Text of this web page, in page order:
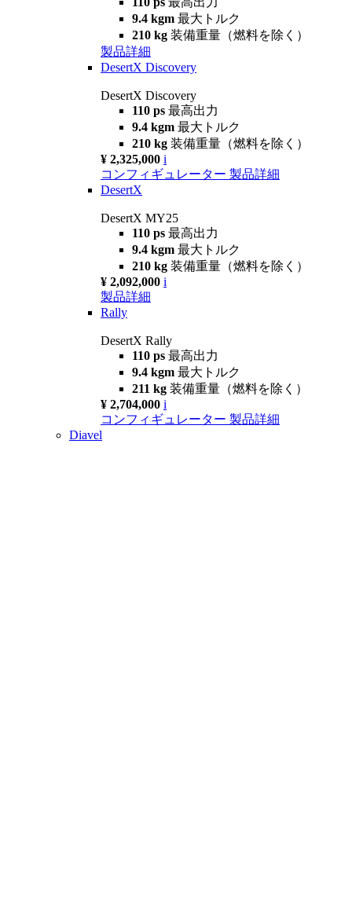
9.4 kgm 最大トルク
210 kg 装備重量（燃料を除く）
製品詳細
DesertX Discovery
DesertX Discovery
110 ps 最高出力
9.4 kgm 最大トルク
210 kg 装備重量（燃料を除く）
¥ 2,325,000 i
コンフィギュレーター 製品詳細
DesertX
DesertX MY25
110 ps 最高出力
9.4 kgm 最大トルク
210 kg 装備重量（燃料を除く）
¥ 2,092,000 i
製品詳細
Rally
DesertX Rally
110 ps 最高出力
9.4 kgm 最大トルク
211 kg 装備重量（燃料を除く）
¥ 2,704,000 i
コンフィギュレーター 製品詳細
Diavel